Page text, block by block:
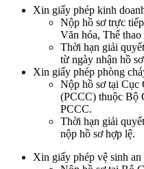
Xin giấy phép kinh
Nộp hồ sơ trực
Văn hóa, Thể
Thời hạn giải
từ ngày nhận hồ
Xin giấy phép phòng
Nộp hồ sơ tại Cục
(PCCC) thuộc Bộ
PCCC.
Thời hạn giải
nộp hồ sơ hợp lệ.
Xin giấy phép vệ sinh an